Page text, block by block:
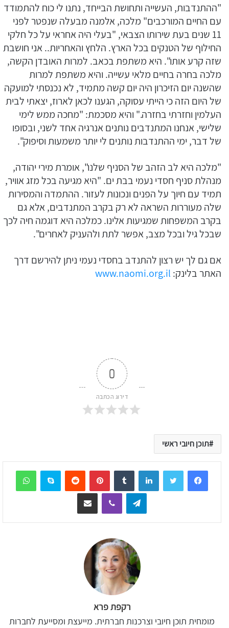
"ההתנדבות, העשייה ותחושת הבייחד, נתנו לי כוח להתמודד
עם החיים המורכבים" מלכה, אלמנה מבעלה שנפטר לפני
11 שנים בעת שירותו הצבאי, "בעלי היה אחראי על כל חלקי
החילוף של הטנקים בכל הארץ. הלחץ והאחריות.. אני חושבת
שזה קרע אותו". היא משתפת בכאב. למרות האובדן הקשה,
מלכה בחרה בחיים מלאי עשייה. והיא משתפת למרות
שהשנה יום הזיכרון היה יום קשה מתמיד, לא נכנסתי למועקה
של היום הזה כי הייתי עסוקה, הגענו לכאן לארוז, יצאתי לבית
העלמין וחזרתי בחזרה." והיא מסכמת: "מחכה ממש לימי
שלישי, אנחנו המתנדבים נותנים אנרגיה אחד לשני, ובסופו
של דבר, ימי ההתנדבות נותנים לי יותר משמעות וסיפוק".
"מלכה היא לב הזהב של הסניף שלנו", אומרת מירי יהודה,
מנהלת סניף חסדי נעמי בבת ים. "היא מגיעה בכל מזג אוויר,
תמיד עם חיוך על הפנים ונכונות לעזור. ההתמדה והמסירות
שלה מעוררות השראה לא רק בקרב המתנדבים, אלא גם
בקרב המשפחות שמגיעות אלינו. כמלכה היא דוגמה חיה לכך
שבכל גיל ובכל מצב, אפשר לתת ולהעניק לאחרים".
אם גם לך יש רצון להתנדב בחסדי נעמי ניתן להירשם דרך
האתר בלינק: www.naomi.org.il
0
דירוג הכתבה
תוכן חיובי ראשי
LinkedIn
Tumblr
Pinterest
Reddit
Skype
Telegram
Viber שיתוף דרך המייל
רקפת פרא
מומחית תוכן חיובי וצרכנות חברתית. מייעצת ומסייעת לחברות